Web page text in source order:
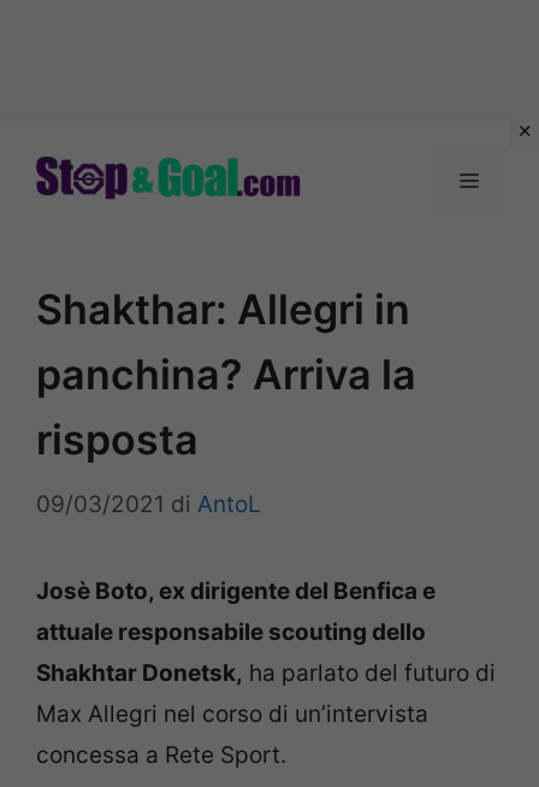
Menu
Shakthar: Allegri in
panchina? Arriva la
risposta
09/03/2021 di AntoL
Josè Boto, ex dirigente del Benfica e
attuale responsabile scouting dello
Shakhtar Donetsk, ha parlato del futuro di
Max Allegri nel corso di un’intervista
concessa a Rete Sport.